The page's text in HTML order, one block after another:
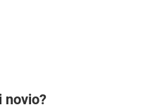
novio?